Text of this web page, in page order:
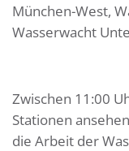
München-West,
Wasserwacht
Zwischen 11:00
Stationen
die Arbeit der